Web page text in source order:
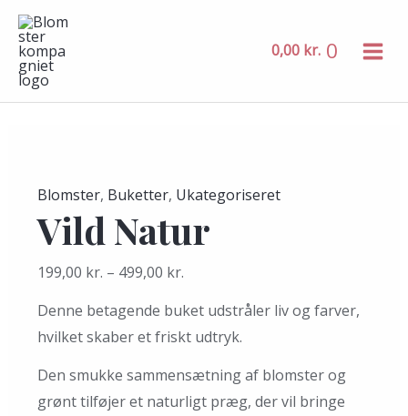
indholdet
0,00 kr. 0
Blomster, Buketter, Ukategoriseret
Vild Natur
199,00 kr. – 499,00 kr.
Denne betagende buket udstråler liv og farver,
hvilket skaber et friskt udtryk.
Den smukke sammensætning af blomster og
grønt tilføjer et naturligt præg, der vil bringe
Vild
Natur
antal
vælges
på
varesiden
vælges
på
varesiden
vælges
på
varesiden